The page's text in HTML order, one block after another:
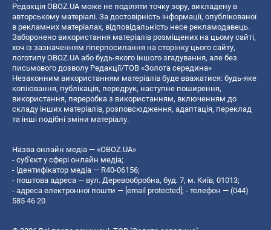
Редакція OBOZ.UA може не поділяти точку зору, викладену в
авторському матеріалі. За достовірність інформації, опублікованої
в рекламних матеріалах, відповідальність несе рекламодавець.
Заборонено використання матеріалів розміщених на цьому сайті,
хоч із зазначенням гіперпосилання на сторінку цього сайту,
логотипу OBOZ.UA або будь-якого іншого згадування, але без
письмового дозволу Редакції/ТОВ «Золота середина»
Незаконним використанням матеріалів буде вважатися: будь-яке
копiювання, публiкацiя, передрук, наступне поширення,
використання, переробка з використанням, включенням до
складу інших матеріалів, розповсюдження, адаптація, переклад
та інші подібні зміни матеріалу.
Назва онлайн медіа — «OBOZ.UA»
- суб'єкт у сфері онлайн медіа;
- ідентифікатор медіа — R40-06156;
- поштова адреса — вул. Деревообробна, буд. 7, м. Київ, 01013;
- адреса електронної пошти — [email protected]; - телефон — (044)
585 46 20